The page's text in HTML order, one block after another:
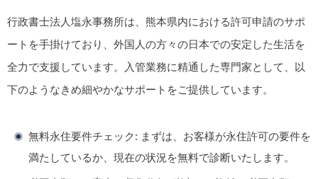
行政書士法人塩永事務所は、熊本県内における許可申請のサポ
ートを手掛けており、外国人の方々の日本での安定した生活を
全力で支援しています。入管業務に精通した専門家として、以
下のようなきめ細やかなサポートをご提供しています。
無料永住要件チェック: まずは、お客様が永住許可の要件を
満たしているか、現在の状況を無料で診断いたします。